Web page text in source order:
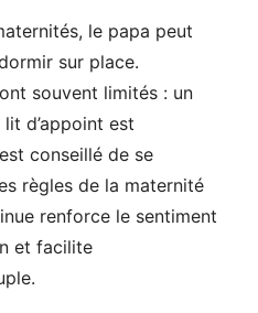
le papa peut
sur place.
souvent limités : un
d’appoint est
conseillé de se
règles de la maternité
renforce le sentiment
et facilite